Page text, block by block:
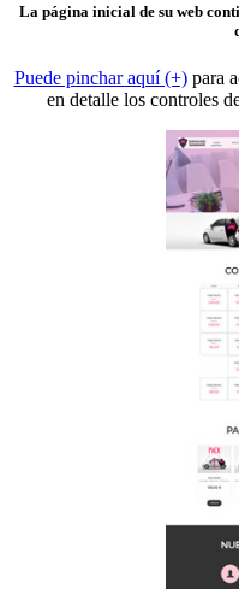
La página inicial de su web
Puede pinchar aquí (+)para
en detalle los controles